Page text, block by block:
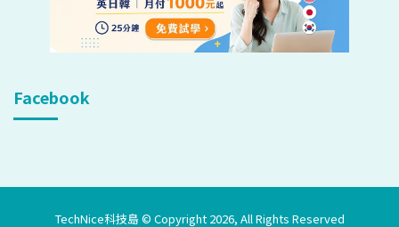
Facebook
TechNice科技島 © Copyright 2026, All Rights Reserved